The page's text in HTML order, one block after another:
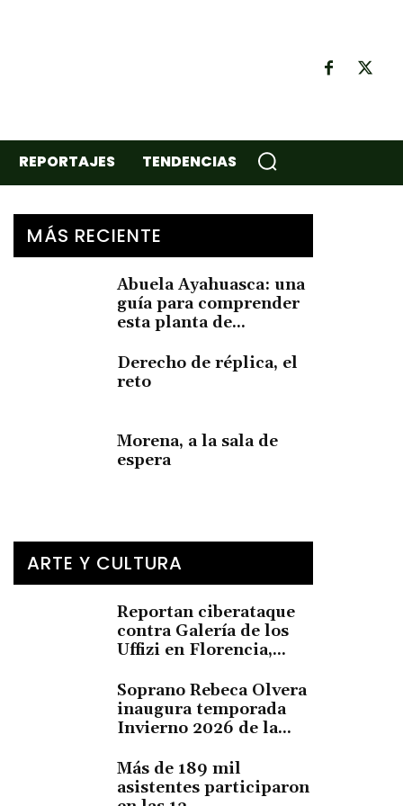
REPORTAJES TENDENCIAS
MÁS RECIENTE
Abuela Ayahuasca: una
guía para comprender
esta planta de...
Derecho de réplica, el
reto
Morena, a la sala de
espera
ARTE Y CULTURA
Reportan ciberataque
contra Galería de los
Uffizi en Florencia,...
Soprano Rebeca Olvera
inaugura temporada
Invierno 2026 de la...
Más de 189 mil
asistentes participaron